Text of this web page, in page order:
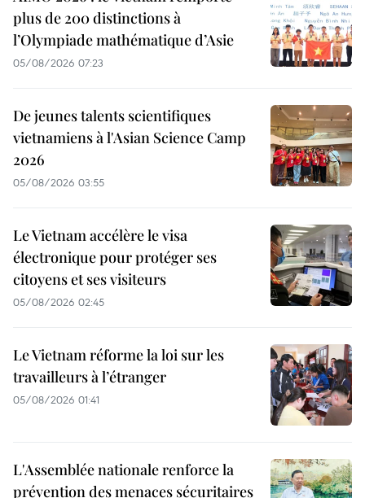
plus de 200 distinctions à
l’Olympiade mathématique d’Asie
05/08/2026 07:23
De jeunes talents scientifiques
vietnamiens à l'Asian Science Camp
2026
05/08/2026 03:55
Le Vietnam accélère le visa
électronique pour protéger ses
citoyens et ses visiteurs
05/08/2026 02:45
Le Vietnam réforme la loi sur les
travailleurs à l’étranger
05/08/2026 01:41
L'Assemblée nationale renforce la
prévention des menaces sécuritaires